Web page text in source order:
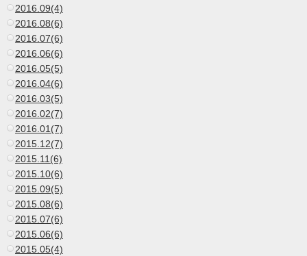
2016.09(4)
2016.08(6)
2016.07(6)
2016.06(6)
2016.05(5)
2016.04(6)
2016.03(5)
2016.02(7)
2016.01(7)
2015.12(7)
2015.11(6)
2015.10(6)
2015.09(5)
2015.08(6)
2015.07(6)
2015.06(6)
2015.05(4)